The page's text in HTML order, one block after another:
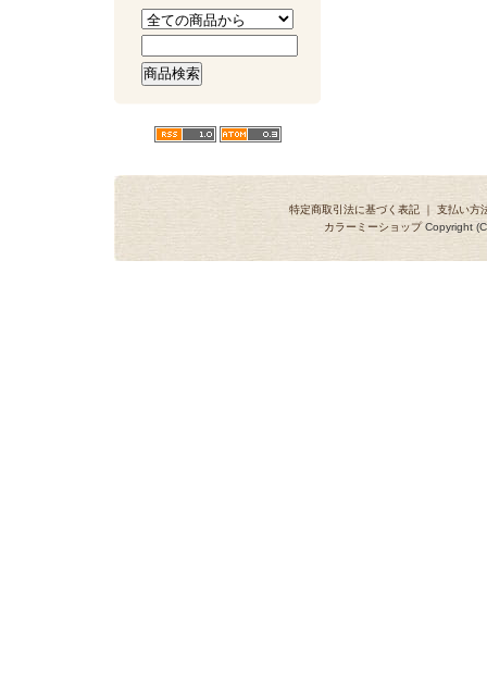
特定商取引法に基づく表記 ｜ 支払い方
カラーミーショップCopyright